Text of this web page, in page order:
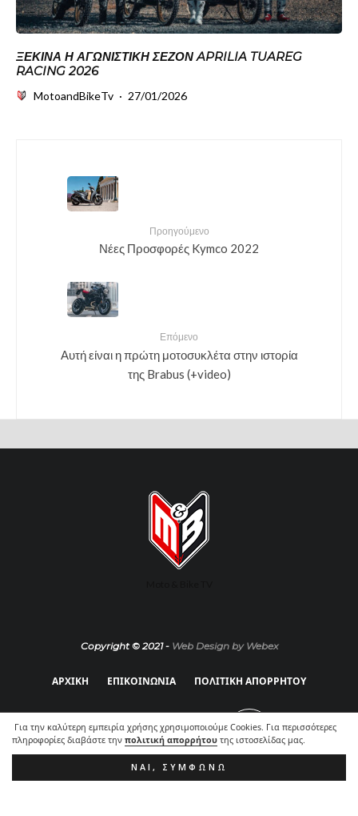
Για την καλύτερη εμπειρία χρήσης χρησιμοποιούμε Cookies. Για περισσότερες
πληροφορίες διαβάστε την πολιτική απορρήτου της ιστοσελίδας μας.
ΝΑΙ, ΣΥΜΦΩΝΏ
ΞΕΚΙΝΆ Η ΑΓΩΝΙΣΤΙΚΉ ΣΕΖΌΝ APRILIA TUAREG
RACING 2026
MotoandBikeTv · 27/01/2026
Προηγούμενο
Νέες Προσφορές Kymco 2022
Επόμενο
Αυτή είναι η πρώτη μοτοσυκλέτα στην ιστορία
της Brabus (+video)
Copyright © 2021 - Web Design by Webex
ΑΡΧΙΚΗ ΕΠΙΚΟΙΝΩΝΙΑ ΠΟΛΙΤΙΚΗ ΑΠΟΡΡΗΤΟΥ